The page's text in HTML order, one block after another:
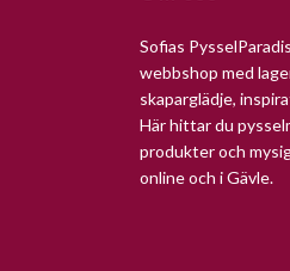
Sofias
webbshop med
skaparglädje,
Här hittar du
produkter och
online och i Gävle.